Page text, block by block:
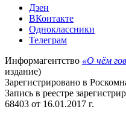
Дзен
ВКонтакте
Одноклассники
Телеграм
Информагентство «О чём
издание)
Зарегистрировано в
Запись в реестре
68403 от 16.01.2017 г.